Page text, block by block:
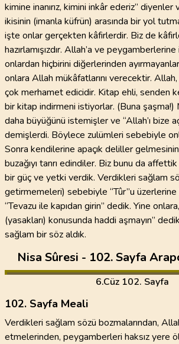
kimine inanırız, kimini inkâr ederiz”
ikisinin (imanla küfrün) arasında bir yol
işte onlar gerçekten kâfirlerdir. Biz de
hazırlamışızdır. Allah’a ve
onlardan hiçbirini diğerlerinden
onlara Allah mükâfatlarını verecektir. Allah,
çok merhamet edicidir. Kitap ehli, senden
bir kitap indirmeni istiyorlar. (Buna şaşma!)
daha büyüğünü istemişler ve “Allah’ı bize
demişlerdi. Böylece zulümleri sebebiyle
Sonra kendilerine apaçık deliller
buzağıyı tanrı edindiler. Biz bunu da affettik
bir güç ve yetki verdik. Verdikleri sağlam
getirmemeleri) sebebiyle “Tûr”u üzerlerine
“Tevazu ile kapıdan girin” dedik. Yine
(yasakları) konusunda haddi aşmayın”
sağlam bir söz aldık.
Nisa Sûresi - 102. Sayfa
6.Cüz 102. Sayfa
102. Sayfa Meali
Verdikleri sağlam sözü bozmalarından,
etmelerinden, peygamberleri haksız yere